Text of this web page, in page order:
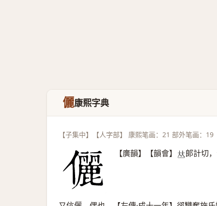
儷康熙字典
【子集中】【人字部】 康熙笔画：21 部外笔画：19
【廣韻】【韻會】 𠀤郞計切